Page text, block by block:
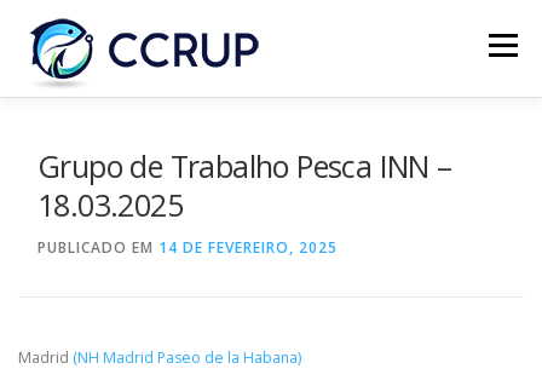
Menu
Grupo de Trabalho Pesca INN –
18.03.2025
PUBLICADO EM 14 DE FEVEREIRO, 2025
Madrid (NH Madrid Paseo de la Habana)